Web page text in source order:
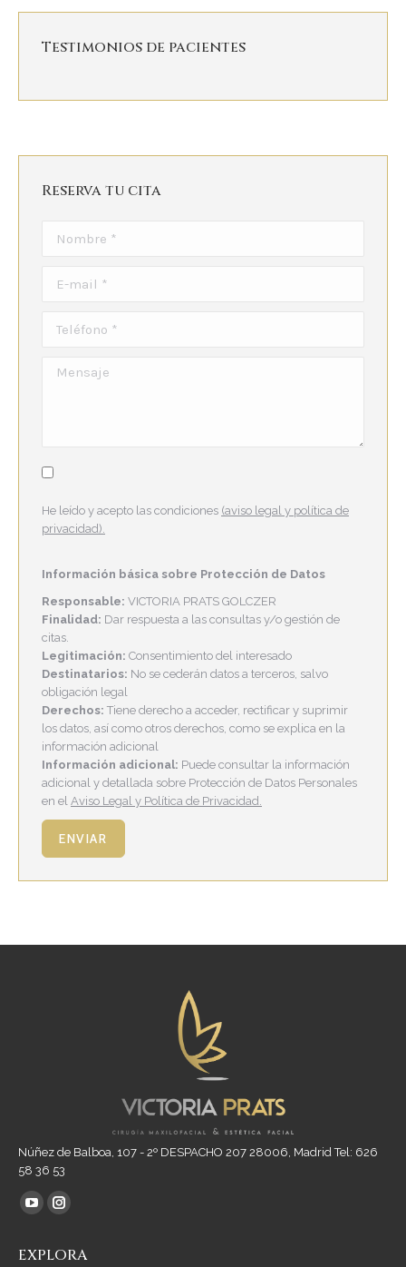
Testimonios de pacientes
Reserva tu cita
He leído y acepto las condiciones (aviso legal y política de
privacidad).
Información básica sobre Protección de Datos
Responsable: VICTORIA PRATS GOLCZER
Finalidad: Dar respuesta a las consultas y/o gestión de
citas.
Legitimación: Consentimiento del interesado
Destinatarios: No se cederán datos a terceros, salvo
obligación legal
Derechos: Tiene derecho a acceder, rectificar y suprimir
los datos, así como otros derechos, como se explica en la
información adicional
Información adicional: Puede consultar la información
adicional y detallada sobre Protección de Datos Personales
en el Aviso Legal y Política de Privacidad.
ENVIAR
Núñez de Balboa, 107 - 2º DESPACHO 207 28006, Madrid Tel: 626
58 36 53
Encuéntranos en:
YouTube
opens
Instagram
opens
EXPLORA